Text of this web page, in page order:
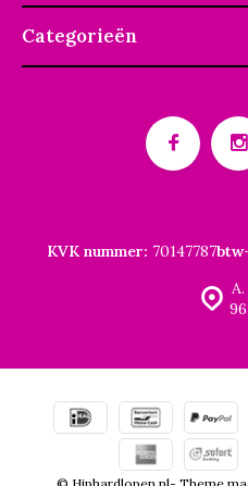
Categorieën
KVK nummer: 70147787